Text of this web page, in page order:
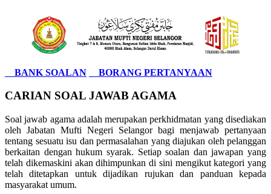
BANK SOALAN BORANG PERTANYAAN
CARIAN SOAL JAWAB AGAMA
Soal jawab agama adalah merupakan perkhidmatan yang disediakan
oleh Jabatan Mufti Negeri Selangor bagi menjawab pertanyaan
tentang sesuatu isu dan permasalahan yang diajukan oleh pelanggan
berkaitan dengan hukum syarak. Setiap soalan dan jawapan yang
telah dikemaskini akan dihimpunkan di sini mengikut kategori yang
telah ditetapkan untuk dijadikan rujukan dan panduan kepada
masyarakat umum.